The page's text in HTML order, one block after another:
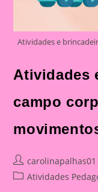
Atividades e
Atividades
campo
Post
author:
carolinapalhas01
PostAtividades